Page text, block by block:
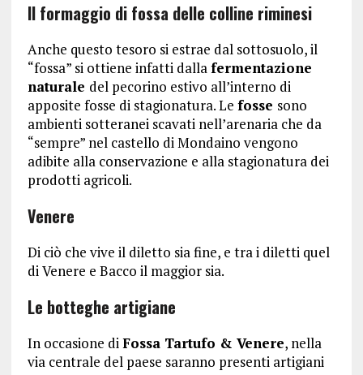
Il formaggio di fossa delle colline riminesi
Anche questo tesoro si estrae dal sottosuolo, il
“fossa” si ottiene infatti dallafermentazione
naturale del pecorino estivo all’interno di
apposite fosse di stagionatura. Le fosse sono
ambienti sotteranei scavati nell’arenaria che da
“sempre” nel castello di Mondaino vengono
adibite alla conservazione e alla stagionatura dei
prodotti agricoli.
Venere
Di ciò che vive il diletto sia fine, e tra i diletti quel
di Venere e Bacco il maggior sia.
Le botteghe artigiane
In occasione diFossa Tartufo & Venere, nella
via centrale del paese saranno presenti artigiani